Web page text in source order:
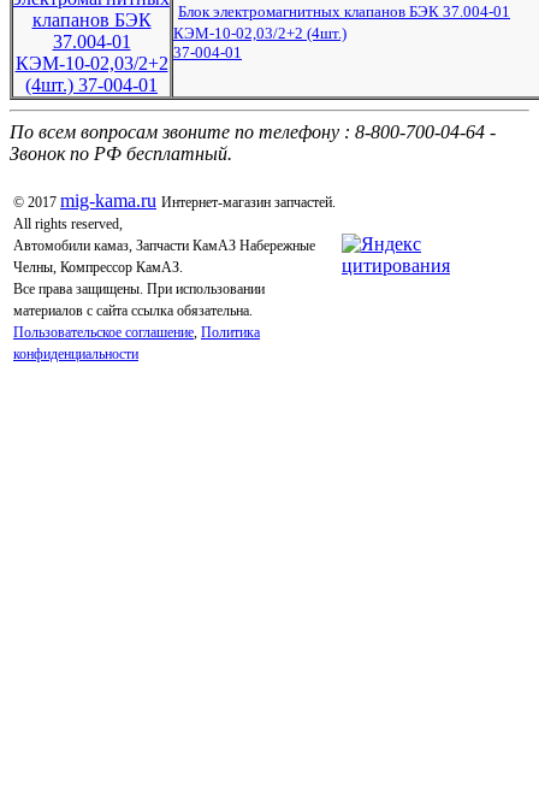
Блок электромагнитных клапанов БЭК 37.004-01
КЭМ-10-02,03/2+2 (4шт.)
37-004-01
По всем вопросам звоните по телефону : 8-800-700-04-64 -
Звонок по РФ бесплатный.
© 2017 mig-kama.ru Интернет-магазин запчастей.
All rights reserved,
Автомобили камаз, Запчасти КамАЗ Набережные
Челны, Компрессор КамАЗ.
Все права защищены. При использовании
материалов с сайта ссылка обязательна.
Пользовательское соглашение Политика
конфиденциальности